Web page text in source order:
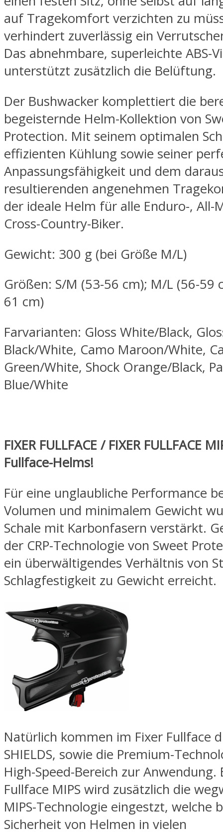
auf Tragekomfort verzichten zu
verhindert zuverlässig ein
Das abnehmbare, superleichte ABS-
unterstützt zusätzlich die Belüftung.
Der Bushwacker komplettiert die
begeisternde Helm-Kollektion von
Protection. Mit seinem optimalen
effizienten Kühlung sowie seiner
Anpassungsfähigkeit und dem
resultierenden angenehmen
der ideale Helm für alle Enduro-, All-
Cross-Country-Biker.
Gewicht: 300 g (bei Größe M/L)
Größen: S/M (53-56 cm); M/L (56-59
61 cm)
Farvarianten: Gloss White/Black,
Black/White, Camo Maroon/White,
Green/White, Shock Orange/Black,
Blue/White
FIXER FULLFACE / FIXER FULLFACE
Fullface-Helms!
Für eine unglaubliche Performance
Volumen und minimalem Gewicht
Schale mit Karbonfasern verstärkt.
der CRP-Technologie von Sweet
ein überwältigendes Verhältnis von
Schlagfestigkeit zu Gewicht erreicht.
Natürlich kommen im Fixer Fullface
SHIELDS, sowie die Premium-
High-Speed-Bereich zur Anwendung.
Fullface MIPS wird zusätzlich die
MIPS-Technologie eingestzt, welche
Sicherheit von Helmen in vielen